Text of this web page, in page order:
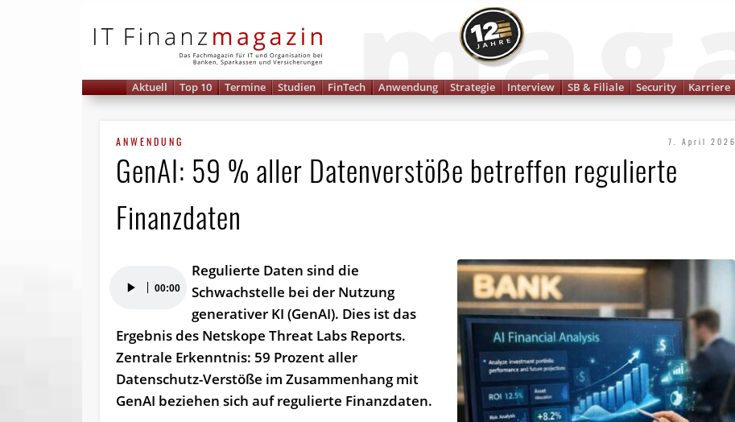
Aktuell Top 10 Termine Studien FinTech Anwendung Strategie Interview SB & Filiale Security Karriere
ANWENDUNG 7. April 2026
GenAI: 59 % aller Datenverstöße betreffen regulierte
Finanzdaten
Player 00:00
Regulierte Daten sind die
Schwachstelle bei der Nutzung
generativer KI (GenAI). Dies ist das
Ergebnis des Netskope Threat Labs Reports.
Zentrale Erkenntnis: 59 Prozent aller
Datenschutz-Verstöße im Zusammenhang mit
GenAI beziehen sich auf regulierte Finanzdaten.